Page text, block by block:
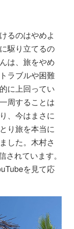
るのはやめよ
駆り立てるの
は、旅をやめ
ラブルや困難
に上回ってい
周することは
、今はまさに
り旅を本当に
した。木村さ
れています。
を見て応